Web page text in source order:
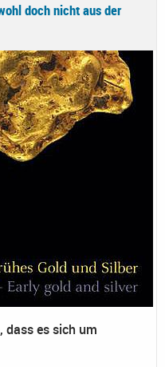
doch nicht aus der
dass es sich um